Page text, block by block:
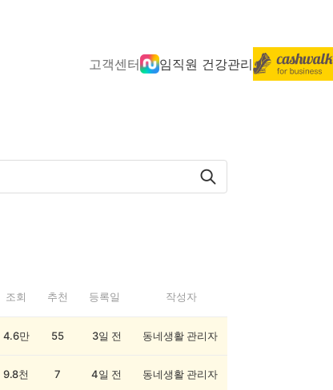
고객센터 임직원 건강관리
조회 추천 등록일 작성자
4.6만 55 3일 전 동네생활 관리자
9.8천 7 4일 전 동네생활 관리자